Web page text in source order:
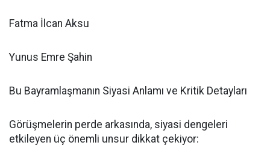
​Fatma İlcan Aksu
​Yunus Emre Şahin
​Bu Bayramlaşmanın Siyasi Anlamı ve Kritik Detayları
​Görüşmelerin perde arkasında, siyasi dengeleri
etkileyen üç önemli unsur dikkat çekiyor: